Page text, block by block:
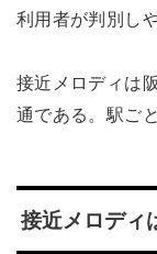
利用者が判別し
接近メロディは
通である。駅ご
接近メロディ